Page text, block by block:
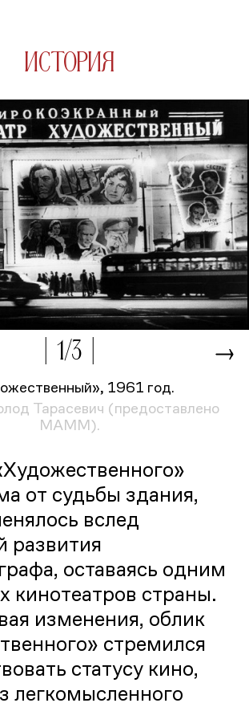
история
1/3
1961 год.
Тарасевич (предоставлено
MAMM).
от судьбы здания,
вслед
развития
оставаясь одним
кинотеатров страны.
изменения, облик
стремился
статусу кино,
легкомысленного